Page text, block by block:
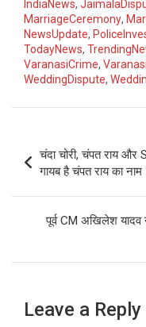
IndiaNews,
MarriageCeremony,
NewsUpdate,
TodayNews,
VaranasiCrime,
WeddingDispute,
Post
navigation
चंदा चोरी, चंपत राय और
गायब है चंपत राय का नाम
पूर्व CM अखिलेश
Leave a Reply